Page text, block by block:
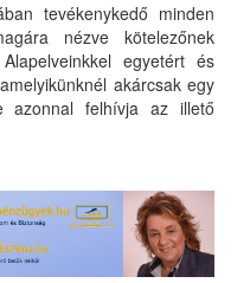
tevékenykedő minden
nézve kötelezőnek
egyetért és
akárcsak egy
azonnal felhívja az illető